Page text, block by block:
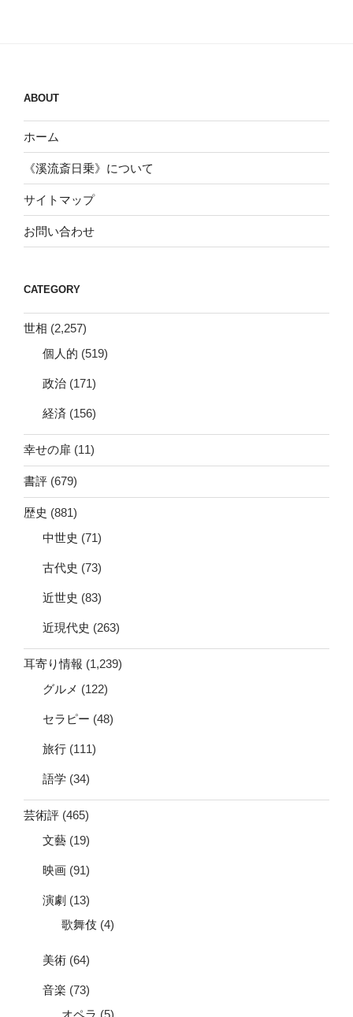
ABOUT
ホーム
《溪流斎日乗》について
サイトマップ
お問い合わせ
CATEGORY
世相 (2,257)
個人的 (519)
政治 (171)
経済 (156)
幸せの扉 (11)
書評 (679)
歴史 (881)
中世史 (71)
古代史 (73)
近世史 (83)
近現代史 (263)
耳寄り情報 (1,239)
グルメ (122)
セラピー (48)
旅行 (111)
語学 (34)
芸術評 (465)
文藝 (19)
映画 (91)
演劇 (13)
歌舞伎 (4)
美術 (64)
音楽 (73)
オペラ (5)